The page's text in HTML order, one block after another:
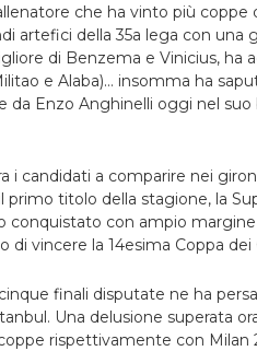
che ha vinto più coppe
artefici della 35a lega con una
di Benzema e Vinicius, ha
e Alaba)… insomma ha
da Enzo Anghinelli oggi nel
candidati a comparire nei
titolo della stagione, la
conquistato con ampio
vincere la 14esima Coppa dei
finali disputate ne ha
Una delusione superata
rispettivamente con Milan